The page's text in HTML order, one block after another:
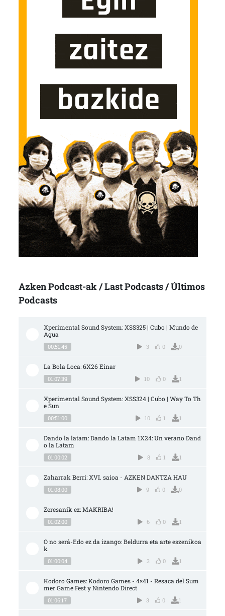
Azken Podcast-ak / Last Podcasts / Últimos
Podcasts
Xperimental Sound System: XSS325 | Cubo | Mundo de
Agua
00:51:45 3 0 0
La Bola Loca: 6X26 Einar
01:07:39 10 0 1
Xperimental Sound System: XSS324 | Cubo | Way To Th
e Sun
00:51:00 10 1 1
Dando la latam: Dando la Latam 1X24: Un verano Dand
o la Latam
01:00:02 8 1 1
Zaharrak Berri: XVI. saioa - AZKEN DANTZA HAU
01:08:00 9 0 0
Zeresanik ez: MAKRIBA!
01:02:00 6 0 1
O no será-Edo ez da izango: Beldurra eta arte eszenikoa
k
01:00:04 3 0 1
Kodoro Games: Kodoro Games - 4×41 - Resaca del Sum
mer Game Fest y Nintendo Direct
01:06:17 3 0 1